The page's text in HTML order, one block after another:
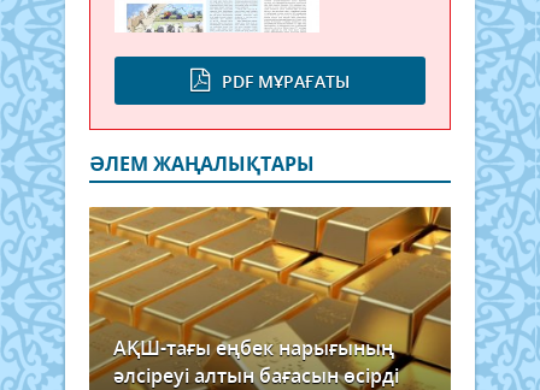
PDF МҰРАҒАТЫ
ӘЛЕМ ЖАҢАЛЫҚТАРЫ
АҚШ-тағы еңбек нарығының
әлсіреуі алтын бағасын өсірді